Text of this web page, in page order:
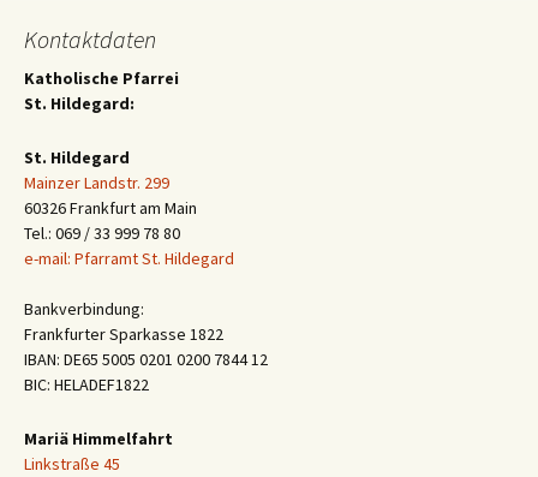
Kontaktdaten
Katholische Pfarrei
St. Hildegard:
St. Hildegard
Mainzer Landstr. 299
60326 Frankfurt am Main
Tel.: 069 / 33 999 78 80
e-mail: Pfarramt St. Hildegard
Bankverbindung:
Frankfurter Sparkasse 1822
IBAN: DE65 5005 0201 0200 7844 12
BIC: HELADEF1822
Mariä Himmelfahrt
Linkstraße 45